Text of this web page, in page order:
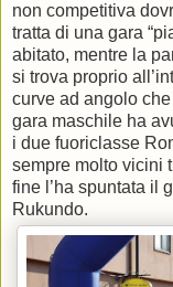
non competitiva
tratta di una gara
abitato, mentre la
si trova proprio
curve ad angolo
gara maschile ha
i due fuoriclasse
sempre molto vicini
fine l’ha spuntata il
Rukundo.